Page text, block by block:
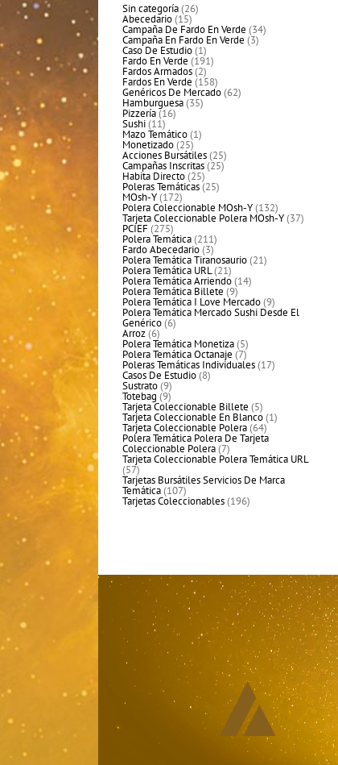
Sin categoría 2626
productos
Abecedario 1515
productos
Campaña De Fardo En Verde 3434
productos
Campaña En Fardo En Verde 33
productos
Caso De Estudio 11
producto
Fardo En Verde 191191
productos
Fardos Armados 22
productos
Fardos En Verde 158158
productos
Genéricos De Mercado 6262
productos
Hamburguesa 3535
productos
Pizzería 1616
productos
Sushi 1111
productos
Mazo Temático 11
producto
Monetizado 2525
productos
Acciones Bursátiles 2525
productos
Campañas Inscritas 2525
productos
Habita Directo 2525
productos
Poleras Temáticas 2525
productos
MOsh-Y 172172
productos
Polera Coleccionable MOsh-Y 132132
productos
Tarjeta Coleccionable Polera MOsh-Y 3737
productos
PCIEF 275275
productos
Polera Temática 211211
productos
Fardo Abecedario 33
productos
Polera Temática Tiranosaurio 2121
productos
Polera Temática URL 2121
productos
Polera Temática Arriendo 1414
productos
Polera Temática Billete 99
productos
Polera Temática I Love Mercado 99
productos
Polera Temática Mercado Sushi Desde El
Genérico 66
productos
Arroz 66
productos
Polera Temática Monetiza 55
productos
Polera Temática Octanaje 77
productos
Poleras Temáticas Individuales 1717
productos
Casos De Estudio 88
productos
Sustrato 99
productos
Totebag 99
productos
Tarjeta Coleccionable Billete 55
productos
Tarjeta Coleccionable En Blanco 11
producto
Tarjeta Coleccionable Polera 6464
productos
Polera Temática Polera De Tarjeta
Coleccionable Polera 77
productos
Tarjeta Coleccionable Polera Temática URL
5757
productos
Tarjetas Bursátiles Servicios De Marca
Temática 107107
productos
Tarjetas Coleccionables 196196
productos